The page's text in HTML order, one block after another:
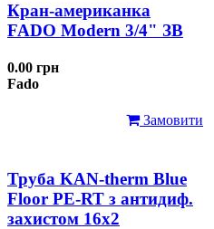
Кран-американка
FADO Modern 3/4" ЗВ
0.00 грн
Fado
Замовити
Труба KAN-therm Blue
Floor PE-RT з антидиф.
захистом 16х2